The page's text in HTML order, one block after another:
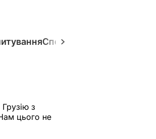
Спецпроєкти
з
цього не